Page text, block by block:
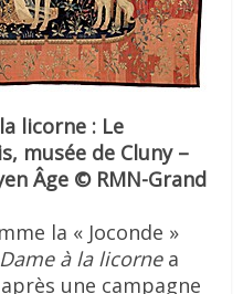
licorne : Le
musée de Cluny –
Âge © RMN-Grand
la « Joconde »
à la licornea
une campagne